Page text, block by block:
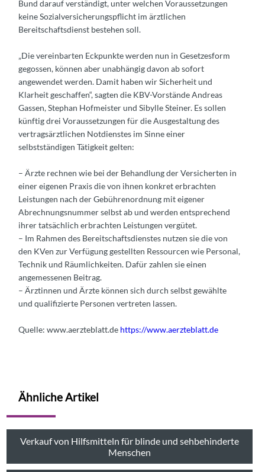
Bund darauf verständigt, unter welchen Voraussetzungen
keine Sozialversicherungspflicht im ärztlichen
Bereitschaftsdienst bestehen soll.
„Die vereinbarten Eckpunkte werden nun in Gesetzesform
gegossen, können aber unabhängig davon ab sofort
angewendet werden. Damit haben wir Sicherheit und
Klarheit geschaffen“, sagten die KBV-Vorstände Andreas
Gassen, Stephan Hofmeister und Sibylle Steiner. Es sollen
künftig drei Voraussetzungen für die Ausgestaltung des
vertragsärztlichen Notdienstes im Sinne einer
selbstständigen Tätigkeit gelten:
– Ärzte rechnen wie bei der Behandlung der Versicherten in
einer eigenen Praxis die von ihnen konkret erbrachten
Leistungen nach der Gebührenordnung mit eigener
Abrechnungsnummer selbst ab und werden entsprechend
ihrer tatsächlich erbrachten Leistungen vergütet.
– Im Rahmen des Bereitschaftsdienstes nutzen sie die von
den KVen zur Verfügung gestellten Ressourcen wie Personal,
Technik und Räumlichkeiten. Dafür zahlen sie einen
angemessenen Beitrag.
– Ärztinnen und Ärzte können sich durch selbst gewählte
und qualifizierte Personen vertreten lassen.
Quelle: www.aerzteblatt.de https://www.aerzteblatt.de
Ähnliche Artikel
Verkauf von Hilfsmitteln für blinde und sehbehinderte
Menschen